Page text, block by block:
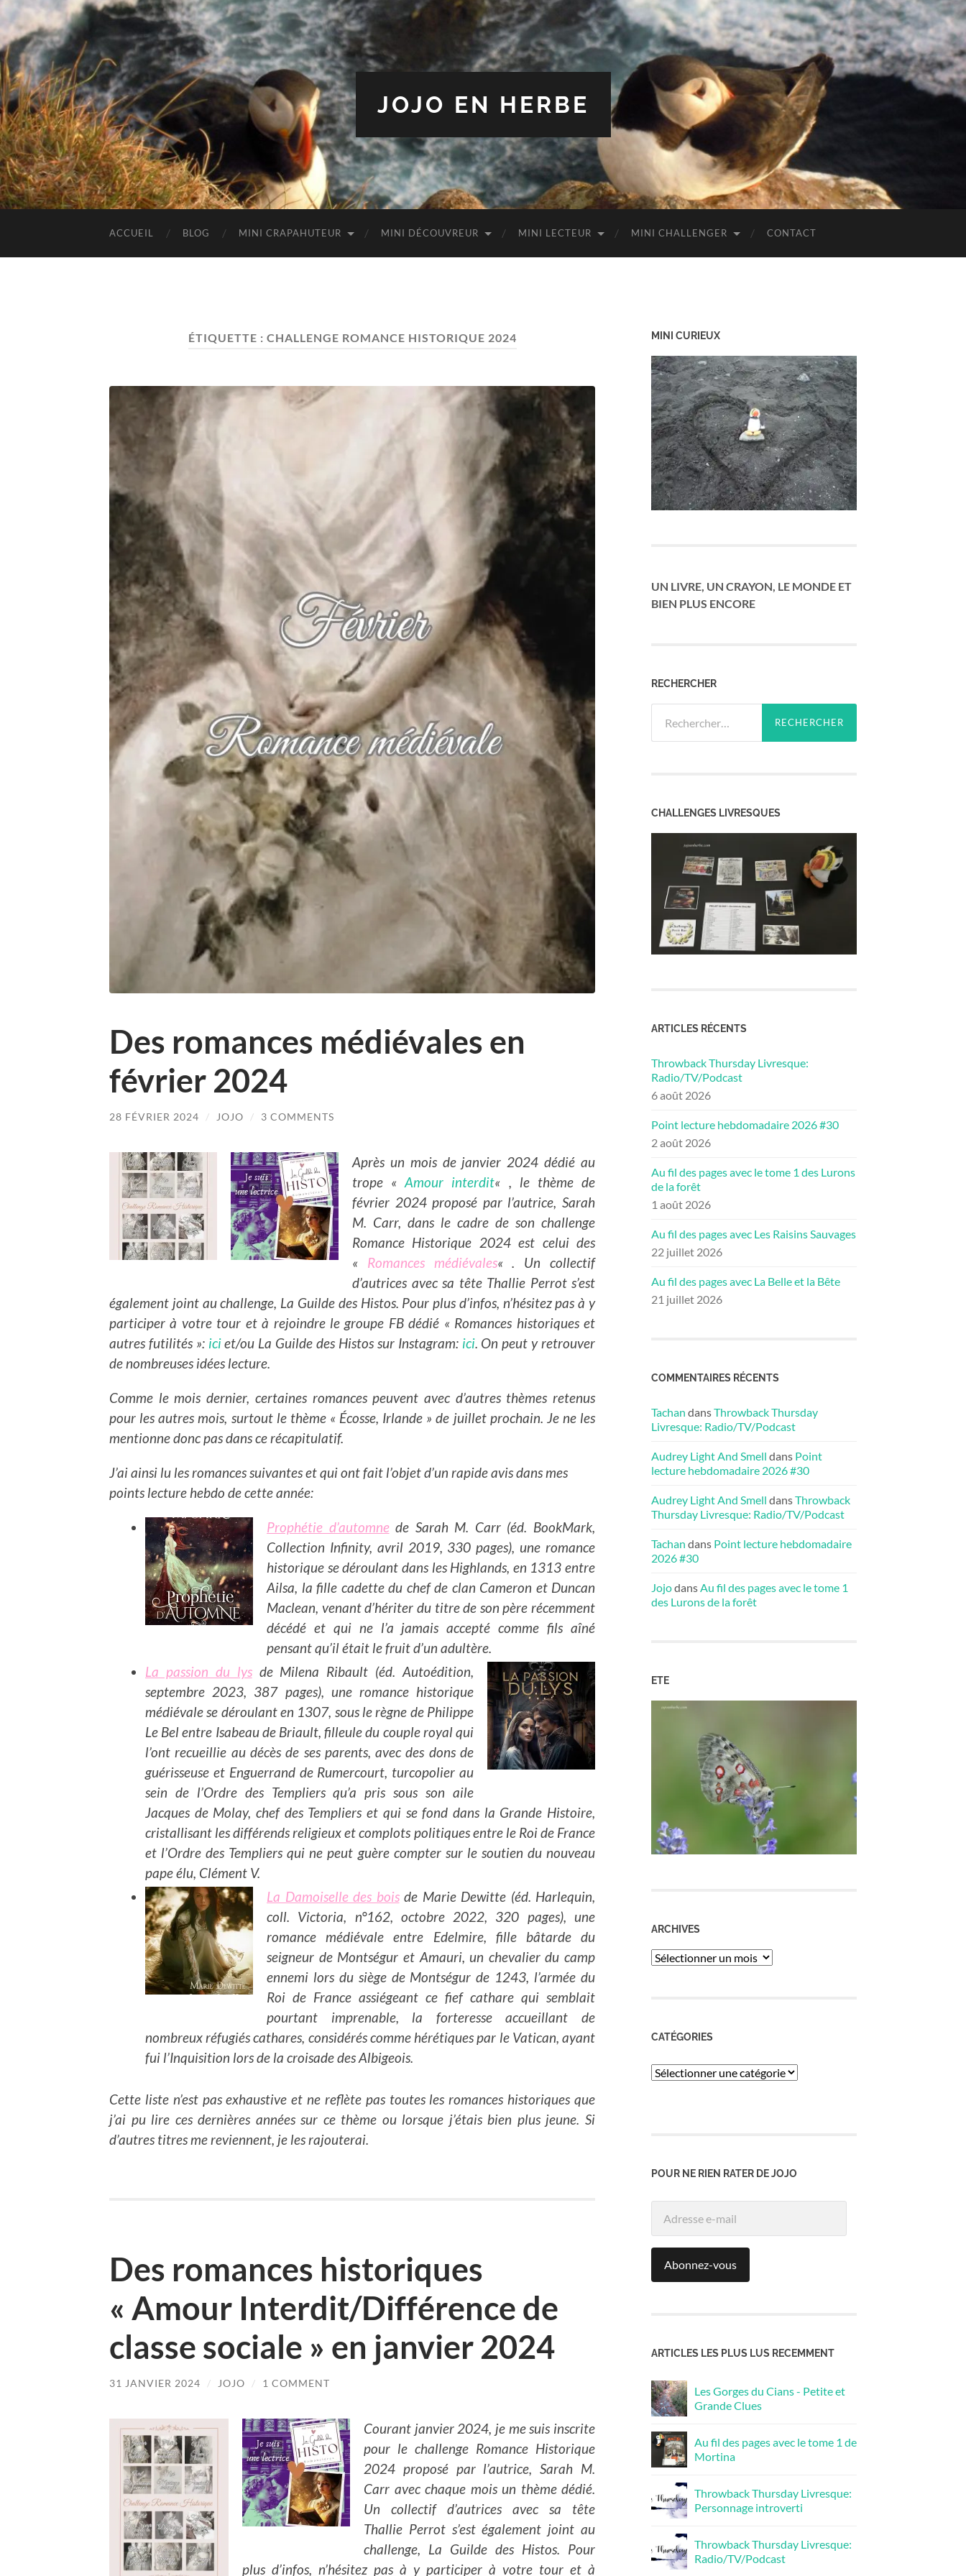
JOJO EN HERBE
ACCUEIL BLOG MINI CRAPAHUTEUR MINI DÉCOUVREUR MINI LECTEUR MINI CHALLENGER CONTACT
ÉTIQUETTE : CHALLENGE ROMANCE HISTORIQUE 2024
Des romances médiévales en
février 2024
28 FÉVRIER 2024 / JOJO / 3 COMMENTS
Après un mois de janvier 2024 dédié au
trope «Amour interdit« , le thème de
février 2024 proposé par l’autrice, Sarah
M. Carr, dans le cadre de son challenge
Romance Historique 2024 est celui des
« Romances médiévales« . Un collectif
d’autrices avec sa tête Thallie Perrot s’est
également joint au challenge, La Guilde des Histos. Pour plus d’infos, n’hésitez pas à y
participer à votre tour et à rejoindre le groupe FB dédié « Romances historiques et
autres futilités »: iciet/ou La Guilde des Histos sur Instagram: ici. On peut y retrouver
de nombreuses idées lecture.
Comme le mois dernier, certaines romances peuvent avec d’autres thèmes retenus
pour les autres mois, surtout le thème « Écosse, Irlande » de juillet prochain. Je ne les
mentionne donc pas dans ce récapitulatif.
J’ai ainsi lu les romances suivantes et qui ont fait l’objet d’un rapide avis dans mes
points lecture hebdo de cette année:
Prophétie d’automnede Sarah M. Carr (éd. BookMark,
Collection Infinity, avril 2019, 330 pages), une romance
historique se déroulant dans les Highlands, en 1313 entre
Ailsa, la fille cadette du chef de clan Cameron et Duncan
Maclean, venant d’hériter du titre de son père récemment
décédé et qui ne l’a jamais accepté comme fils aîné
pensant qu’il était le fruit d’un adultère.
La passion du lysde Milena Ribault (éd. Autoédition,
septembre 2023, 387 pages), une romance historique
médiévale se déroulant en 1307, sous le règne de Philippe
Le Bel entre Isabeau de Briault, filleule du couple royal qui
l’ont recueillie au décès de ses parents, avec des dons de
guérisseuse et Enguerrand de Rumercourt, turcopolier au
sein de l’Ordre des Templiers qu’a pris sous son aile
Jacques de Molay, chef des Templiers et qui se fond dans la Grande Histoire,
cristallisant les différends religieux et complots politiques entre le Roi de France
et l’Ordre des Templiers qui ne peut guère compter sur le soutien du nouveau
pape élu, Clément V.
La Damoiselle des boisde Marie Dewitte (éd. Harlequin,
coll. Victoria, n°162, octobre 2022, 320 pages), une
romance médiévale entre Edelmire, fille bâtarde du
seigneur de Montségur et Amauri, un chevalier du camp
ennemi lors du siège de Montségur de 1243, l’armée du
Roi de France assiégeant ce fief cathare qui semblait
pourtant imprenable, la forteresse accueillant de
nombreux réfugiés cathares, considérés comme hérétiques par le Vatican, ayant
fui l’Inquisition lors de la croisade des Albigeois.
Cette liste n’est pas exhaustive et ne reflète pas toutes les romances historiques que
j’ai pu lire ces dernières années sur ce thème ou lorsque j’étais bien plus jeune. Si
d’autres titres me reviennent, je les rajouterai.
Des romances historiques
« Amour Interdit/Différence de
classe sociale » en janvier 2024
31 JANVIER 2024 / JOJO / 1 COMMENT
Courant janvier 2024, je me suis inscrite
pour le challenge Romance Historique
2024 proposé par l’autrice, Sarah M.
Carr avec chaque mois un thème dédié.
Un collectif d’autrices avec sa tête
Thallie Perrot s’est également joint au
challenge, La Guilde des Histos. Pour
plus d’infos, n’hésitez pas à y participer à votre tour et à
MINI CURIEUX
UN LIVRE, UN CRAYON, LE MONDE ET
BIEN PLUS ENCORE
RECHERCHER
CHALLENGES LIVRESQUES
ARTICLES RÉCENTS
Throwback Thursday Livresque:
Radio/TV/Podcast
6 août 2026
Point lecture hebdomadaire 2026 #30
2 août 2026
Au fil des pages avec le tome 1 des Lurons
de la forêt
1 août 2026
Au fil des pages avec Les Raisins Sauvages
22 juillet 2026
Au fil des pages avec La Belle et la Bête
21 juillet 2026
COMMENTAIRES RÉCENTS
Tachan dansThrowback Thursday
Livresque: Radio/TV/Podcast
Audrey Light And Smell dans Point
lecture hebdomadaire 2026 #30
Audrey Light And Smell dansThrowback
Thursday Livresque: Radio/TV/Podcast
Tachan dans Point lecture hebdomadaire
2026 #30
JojodansAu fil des pages avec le tome 1
des Lurons de la forêt
ETE
ARCHIVES
ARCHIVES
CATÉGORIES
Catégories
POUR NE RIEN RATER DE JOJO
Abonnez-vous
ARTICLES LES PLUS LUS RECEMMENT
Les Gorges du Cians - Petite et
Grande Clues
Au fil des pages avec le tome 1 de
Mortina
Throwback Thursday Livresque:
Personnage introverti
Throwback Thursday Livresque:
Radio/TV/Podcast